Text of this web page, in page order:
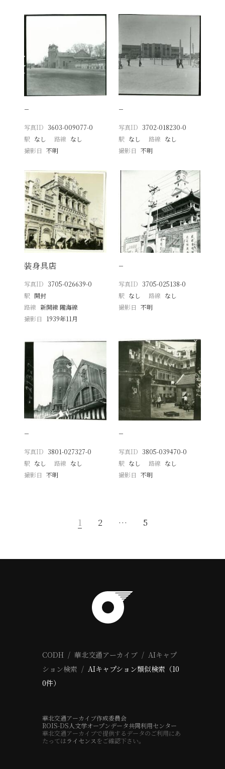
−
写真ID 3603-009077-0
駅 なし 路線 なし
撮影日
不明
−
写真ID 3702-018230-0
駅 なし 路線 なし
撮影日 不明
装身具店
写真ID 3705-026639-0
駅 開封
路線 新開線 隴海線
撮影日
1939年11月
−
写真ID 3705-025138-0
駅 なし 路線 なし
撮影日 不明
−
写真ID 3801-027327-0
駅 なし 路線 なし
撮影日
不明
−
写真ID 3805-039470-0
駅 なし 路線 なし
撮影日 不明
1 2 … 5
CODH 華北交通アーカイブ
AIキャプ
ション検索
AIキャプション類似検索（10
0件）
華北交通アーカイブ作成委員会
ROIS-DS人文学オープンデータ共同利用センター
華北交通アーカイブで提供するデータのご利用にあ
たってはライセンス をご確認下さい。